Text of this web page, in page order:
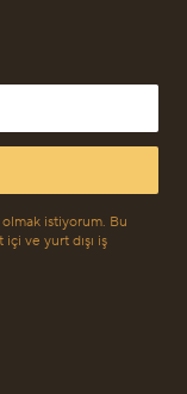
istiyorum. Bu
ve yurt dışı iş